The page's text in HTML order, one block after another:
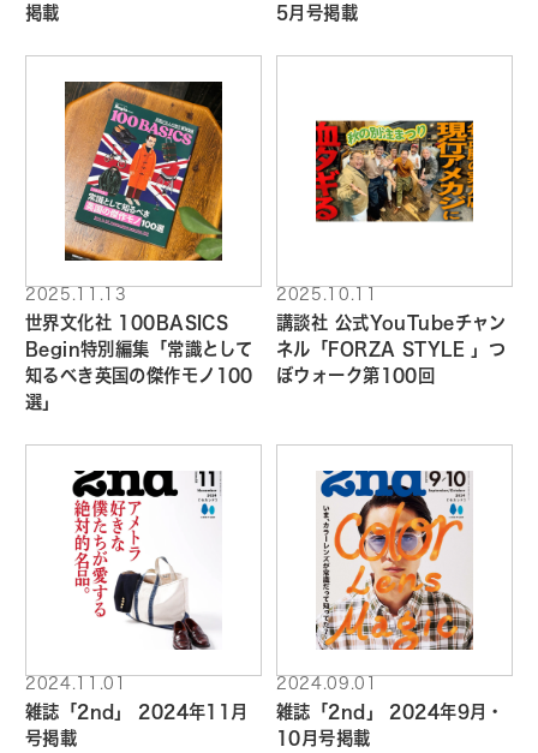
掲載
5月号掲載
2025.11.13
世界文化社 100BASICS
Begin特別編集「常識として
知るべき英国の傑作モノ100
選」
2025.10.11
講談社 公式YouTubeチャン
ネル「FORZA STYLE 」つ
ぼウォーク第100回
2024.11.01
雑誌「2nd」 2024年11月
号掲載
2024.09.01
雑誌「2nd」 2024年9月・
10月号掲載